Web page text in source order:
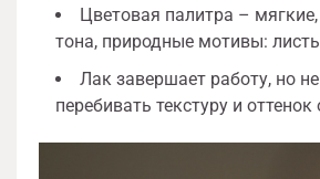
Цветовая палитра –
тона, природные мотивы:
Лак завершает работу, но
перебивать текстуру и